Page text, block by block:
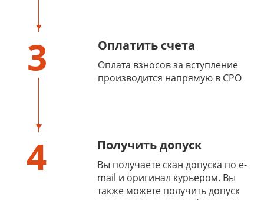
3 Оплатить счета
Оплата взносов за вступление
производится напрямую в СРО
4 Получить допуск
Вы получаете скан допуска по e-
mail и оригинал курьером. Вы
также можете получить допуск